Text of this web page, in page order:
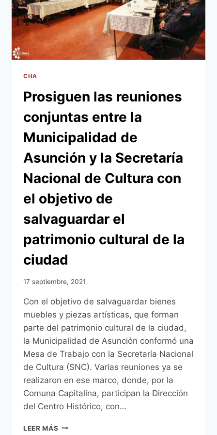
DE
CALLES
CHA
Prosiguen las reuniones
conjuntas entre la
Municipalidad de
Asunción y la Secretaría
Nacional de Cultura con
el objetivo de
salvaguardar el
patrimonio cultural de la
ciudad
17 septiembre, 2021
Con el objetivo de salvaguardar bienes
muebles y piezas artísticas, que forman
parte del patrimonio cultural de la ciudad,
la Municipalidad de Asunción conformó una
Mesa de Trabajo con la Secretaría Nacional
de Cultura (SNC). Varias reuniones ya se
realizaron en ese marco, donde, por la
Comuna Capitalina, participan la Dirección
del Centro Histórico, con…
LEER MÁS PROSIGUEN